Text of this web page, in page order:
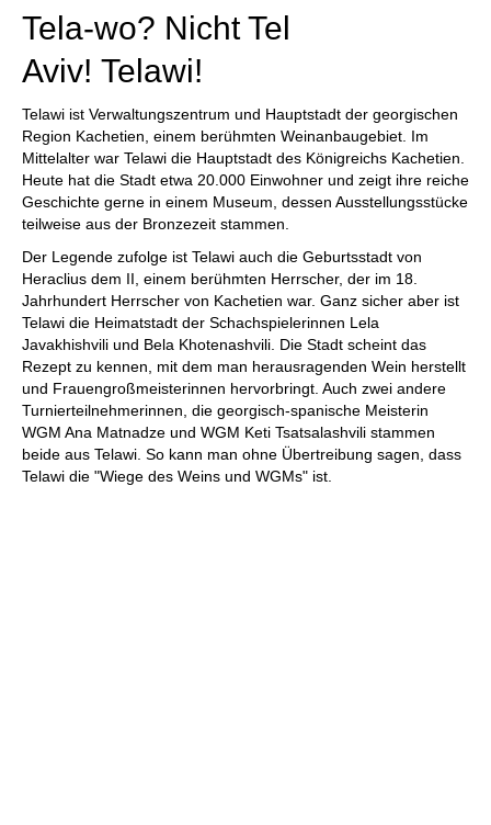
Tela-wo? Nicht Tel
Aviv! Telawi!
Telawi ist Verwaltungszentrum und Hauptstadt der georgischen
Region Kachetien, einem berühmten Weinanbaugebiet. Im
Mittelalter war Telawi die Hauptstadt des Königreichs Kachetien.
Heute hat die Stadt etwa 20.000 Einwohner und zeigt ihre reiche
Geschichte gerne in einem Museum, dessen Ausstellungsstücke
teilweise aus der Bronzezeit stammen.
Der Legende zufolge ist Telawi auch die Geburtsstadt von
Heraclius dem II, einem berühmten Herrscher, der im 18.
Jahrhundert Herrscher von Kachetien war. Ganz sicher aber ist
Telawi die Heimatstadt der Schachspielerinnen Lela
Javakhishvili und Bela Khotenashvili. Die Stadt scheint das
Rezept zu kennen, mit dem man herausragenden Wein herstellt
und Frauengroßmeisterinnen hervorbringt. Auch zwei andere
Turnierteilnehmerinnen, die georgisch-spanische Meisterin
WGM Ana Matnadze und WGM Keti Tsatsalashvili stammen
beide aus Telawi. So kann man ohne Übertreibung sagen, dass
Telawi die "Wiege des Weins und WGMs" ist.